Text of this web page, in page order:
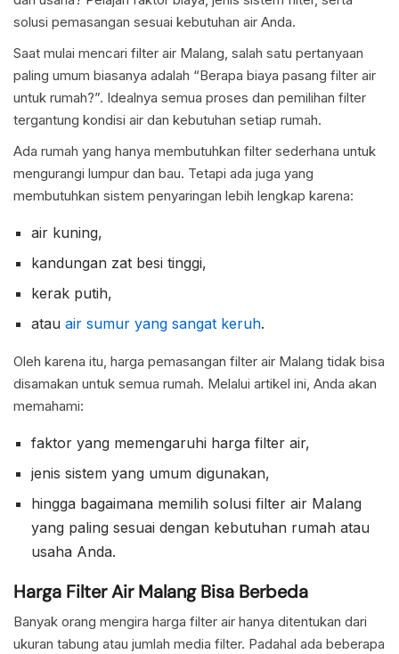
solusi pemasangan sesuai kebutuhan air Anda.
Saat mulai mencari filter air Malang, salah satu pertanyaan
paling umum biasanya adalah “Berapa biaya pasang filter air
untuk rumah?”. Idealnya semua proses dan pemilihan filter
tergantung kondisi air dan kebutuhan setiap rumah.
Ada rumah yang hanya membutuhkan filter sederhana untuk
mengurangi lumpur dan bau. Tetapi ada juga yang
membutuhkan sistem penyaringan lebih lengkap karena:
air kuning,
kandungan zat besi tinggi,
kerak putih,
atau air sumur yang sangat keruh.
Oleh karena itu, harga pemasangan filter air Malang tidak bisa
disamakan untuk semua rumah. Melalui artikel ini, Anda akan
memahami:
faktor yang memengaruhi harga filter air,
jenis sistem yang umum digunakan,
hingga bagaimana memilih solusi filter air Malang
yang paling sesuai dengan kebutuhan rumah atau
usaha Anda.
Harga Filter Air Malang Bisa Berbeda
Banyak orang mengira harga filter air hanya ditentukan dari
ukuran tabung atau jumlah media filter. Padahal ada beberapa